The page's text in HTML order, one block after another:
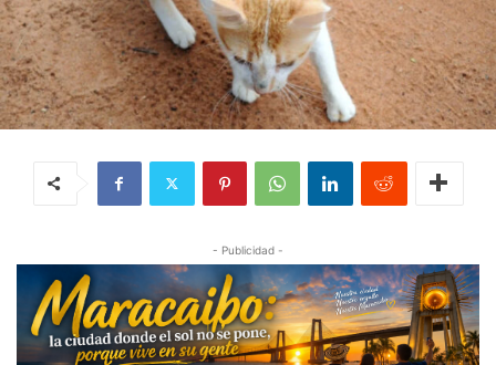
- Publicidad -